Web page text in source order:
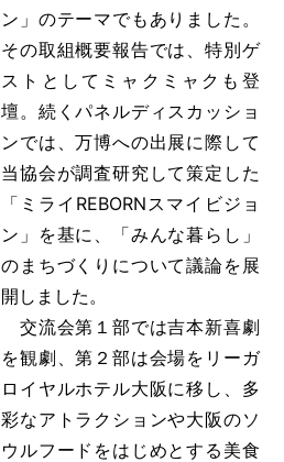
ン」のテーマでもありました。
その取組概要報告では、特別ゲ
ストとしてミャクミャクも登
壇。続くパネルディスカッショ
ンでは、万博への出展に際して
当協会が調査研究して策定した
「ミライREBORNスマイビジョ
ン」を基に、「みんな暮らし」
のまちづくりについて議論を展
開しました。
交流会第１部では吉本新喜劇
を観劇、第２部は会場をリーガ
ロイヤルホテル大阪に移し、多
彩なアトラクションや大阪のソ
ウルフードをはじめとする美食